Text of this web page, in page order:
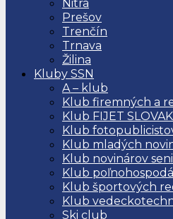
Nitra
Prešov
Trenčín
Trnava
Žilina
Kluby SSN
A – klub
Klub firemných a
Klub FIJET
Klub
Klub mladých
Klub novinárov
Klub
Klub športových
Klub
Ski club